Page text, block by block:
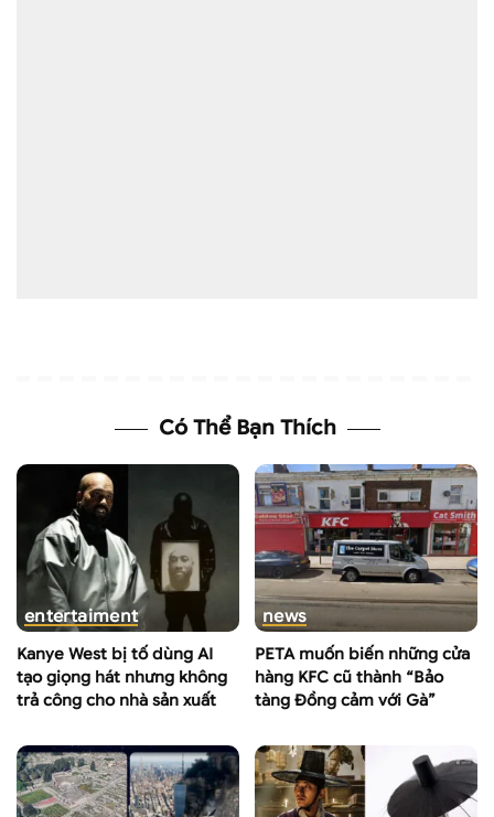
Có Thể Bạn Thích
entertaiment
Kanye West bị tố dùng AI
tạo giọng hát nhưng không
trả công cho nhà sản xuất
news
PETA muốn biến những cửa
hàng KFC cũ thành “Bảo
tàng Đồng cảm với Gà”